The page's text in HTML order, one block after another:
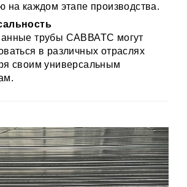
на каждом этапе производства.
трубы САВВАТС могут
в различных отраслях
своим универсальным